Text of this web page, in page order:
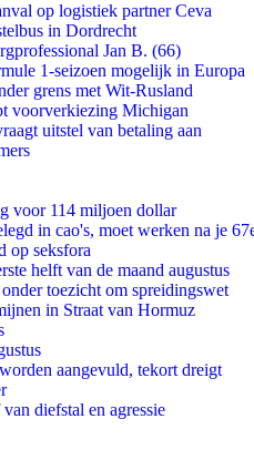
op logistiek partner Ceva
in Dordrecht
Jan B. (66)
1-seizoen mogelijk in Europa
grens met Wit-Rusland
voorverkiezing Michigan
uitstel van betaling aan
voor 114 miljoen dollar
in cao's, moet werken na je
op seksfora
helft van de maand augustus
toezicht om spreidingswet
in Straat van Hormuz
aangevuld, tekort dreigt
diefstal en agressie